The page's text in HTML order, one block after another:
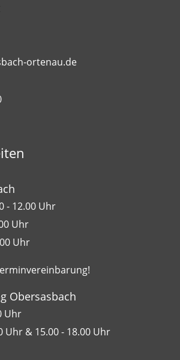
ortenau.de
- 12.00 Uhr
Uhr
Uhr
Obersasbach
Uhr
Uhr & 15.00 - 18.00 Uhr